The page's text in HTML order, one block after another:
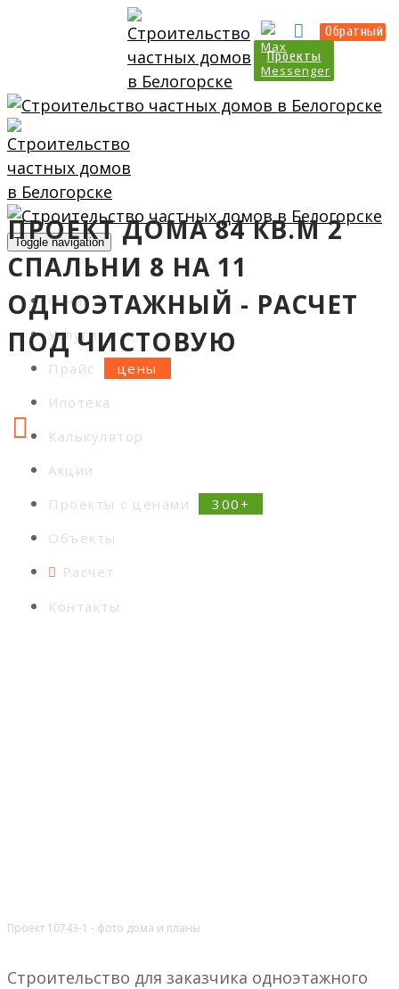
Проекты
Обратный
Toggle navigation
О нас
Услуги
Прайс
Ипотека
Калькулятор
Акции
Проекты с ценами
Объекты
Расчет
Контакты
ПРОЕКТ ДОМА 84 КВ.М 2
СПАЛЬНИ 8 НА 11
ОДНОЭТАЖНЫЙ - РАСЧЕТ
ПОД ЧИСТОВУЮ
Проект 10743-1 - фото дома и планы
Строительство для заказчика одноэтажного